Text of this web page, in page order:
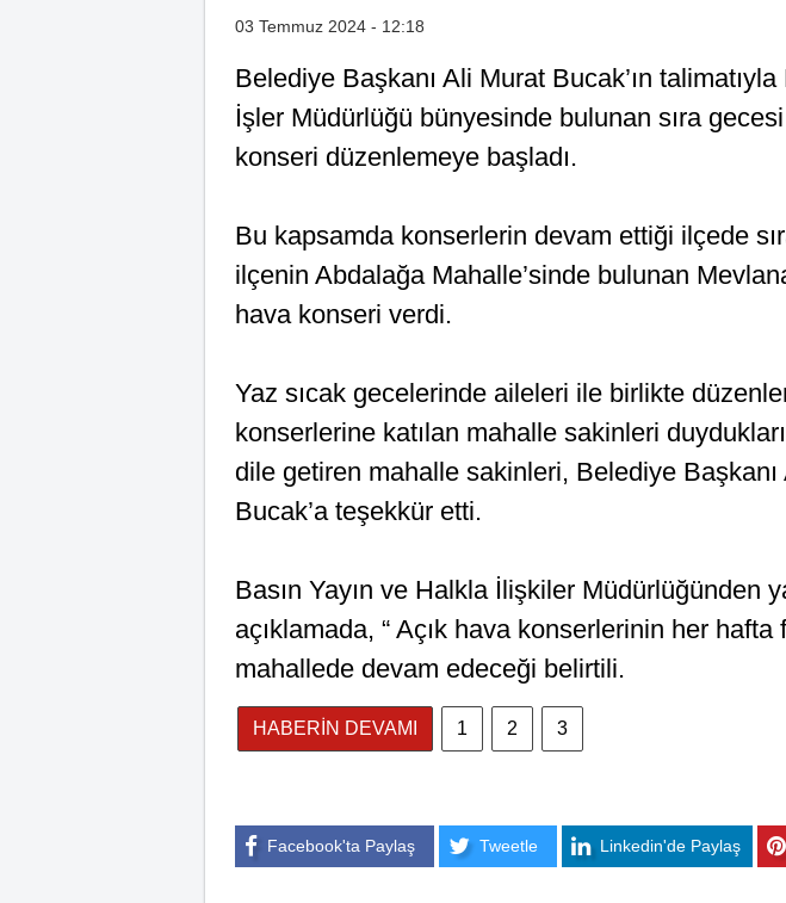
03 Temmuz 2024 - 12:18
Belediye Başkanı Ali Murat Bucak’ın
İşler Müdürlüğü bünyesinde bulunan sıra
konseri düzenlemeye başladı.
Bu kapsamda konserlerin devam ettiği ilçede
ilçenin Abdalağa Mahalle’sinde bulunan
hava konseri verdi.
Yaz sıcak gecelerinde aileleri ile birlikte
konserlerine katılan mahalle sakinleri
dile getiren mahalle sakinleri, Belediye Başkanı
Bucak’a teşekkür etti.
Basın Yayın ve Halkla İlişkiler Müdürlüğünden
açıklamada, “ Açık hava konserlerinin her hafta
mahallede devam edeceği belirtili.
HABERİN DEVAMI 1 2 3
Facebook'ta Paylaş Tweetle Linkedin'de Paylaş